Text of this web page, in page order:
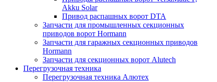
Akku Solar
Привод распашных ворот DTA
Запчасти для промышленных секционных
приводов ворот Hormann
Запчасти для гаражных секционных приводов
Hormann
Запчасти для секционных ворот Alutech
Перегрузочная техника
Перегрузочная техника Алютех